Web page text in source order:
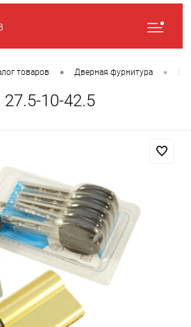
товаров • Дверная фурнитура •
10-42.5